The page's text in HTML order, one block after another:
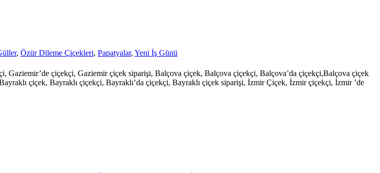
, Özür Dileme Çiçekleri, Papatyalar, Yeni İş Günü
Gaziemir’de çiçekçi, Gaziemir çiçek siparişi, Balçova çiçek, Balçova çiçekçi, Balçova’da çiçekçi,Balçova çiçek
çiçek, Bayraklı çiçekçi, Bayraklı’da çiçekçi, Bayraklı çiçek siparişi, İzmir Çiçek, İzmir çiçekçi, İzmir ’de